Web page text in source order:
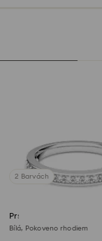
2 Barvách
Prsten Matrix
Bílá, Pokoveno rhodiem